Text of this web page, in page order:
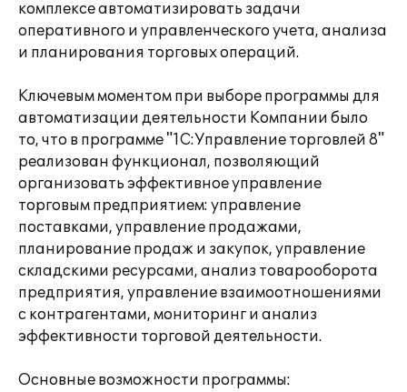
комплексе автоматизировать задачи
оперативного и управленческого учета, анализа
и планирования торговых операций.
Ключевым моментом при выборе программы для
автоматизации деятельности Компании было
то, что в программе "1С:Управление торговлей 8"
реализован функционал, позволяющий
организовать эффективное управление
торговым предприятием: управление
поставками, управление продажами,
планирование продаж и закупок, управление
складскими ресурсами, анализ товарооборота
предприятия, управление взаимоотношениями
с контрагентами, мониторинг и анализ
эффективности торговой деятельности.
Основные возможности программы: